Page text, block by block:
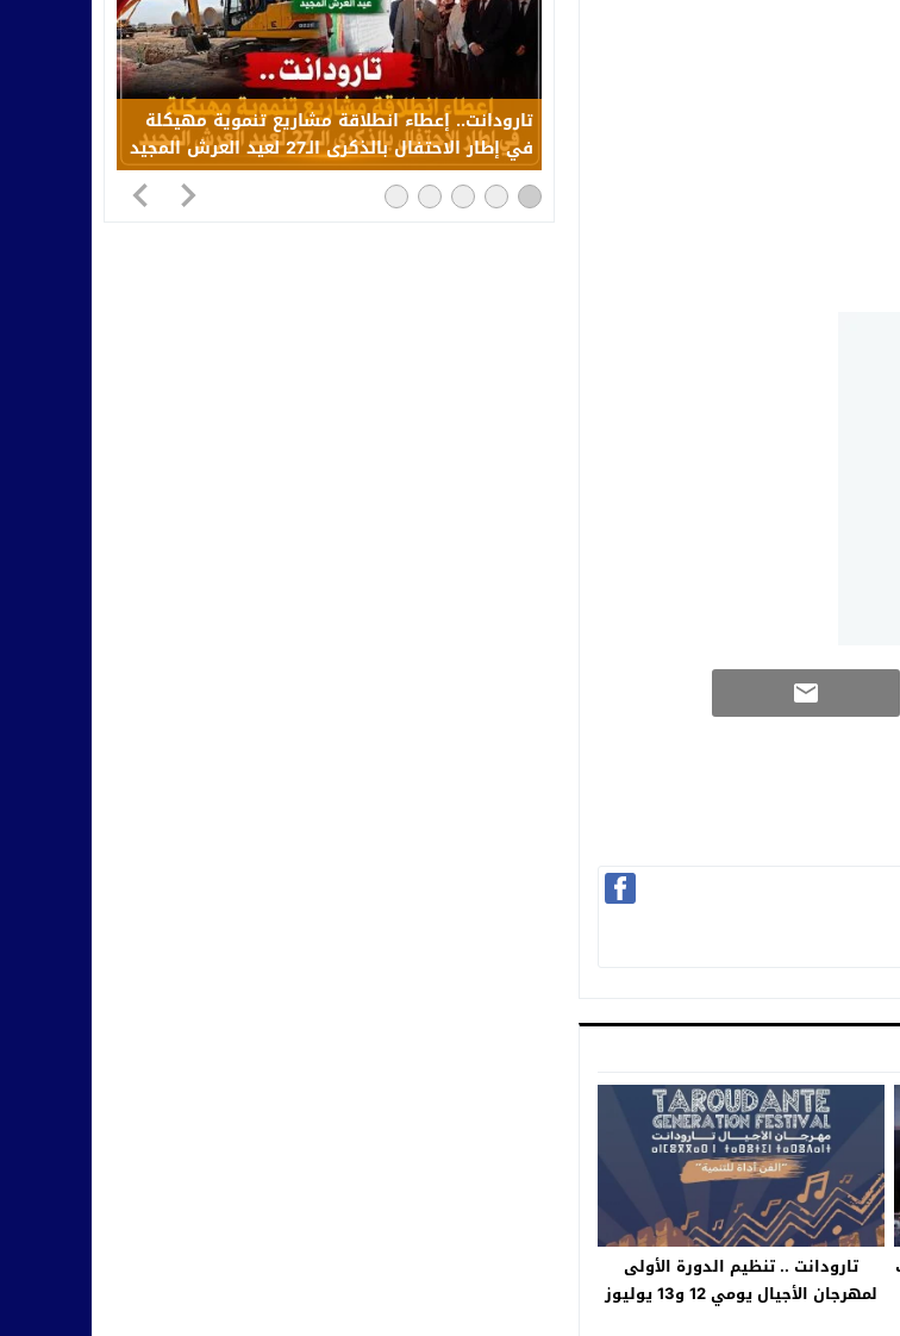
تارودانت .. تنظيم الدورة الأولى
لمهرجان الأجيال يومي 12 و13 يوليوز
تارودانت.. إعطاء انطلاقة مشاريع تنموية مهيكلة
في إطار الاحتفال بالذكرى الـ27 لعيد العرش المجيد